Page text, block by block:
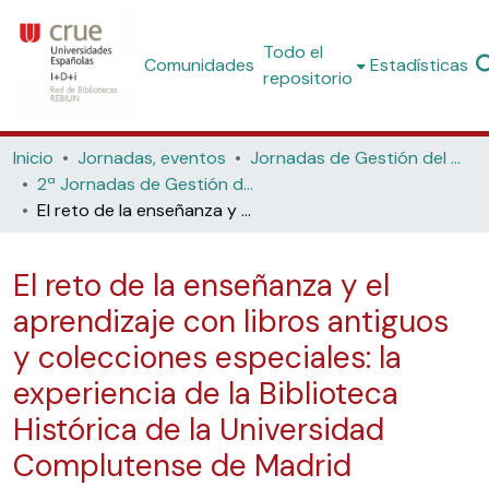
Comunidades
Todo el
repositorio
Estadísticas
Inicio Jornadas, eventos
Jornadas de Gestión del Patrimonio Bibliográfico
2ª Jornadas de Gestión del Patrimonio Bibliográfico (Universidade de Santiago de Compostela, 2019)
El reto de la enseñanza y el aprendizaje con libros antiguos y colecciones especiales: la experiencia de la Biblioteca Histórica de la Universidad Complutense de Madrid
El reto de la enseñanza y el
aprendizaje con libros antiguos
y colecciones especiales: la
experiencia de la Biblioteca
Histórica de la Universidad
Complutense de Madrid